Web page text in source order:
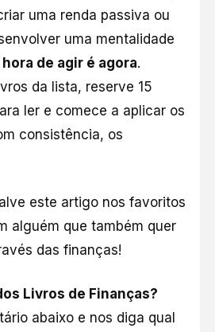
uma renda passiva ou
uma mentalidade
hora de agir é agora.
da lista, reserve 15
ler e comece a aplicar os
consistência, os
este artigo nos favoritos
alguém que também quer
das finanças!
Livros de Finanças?
abaixo e nos diga qual